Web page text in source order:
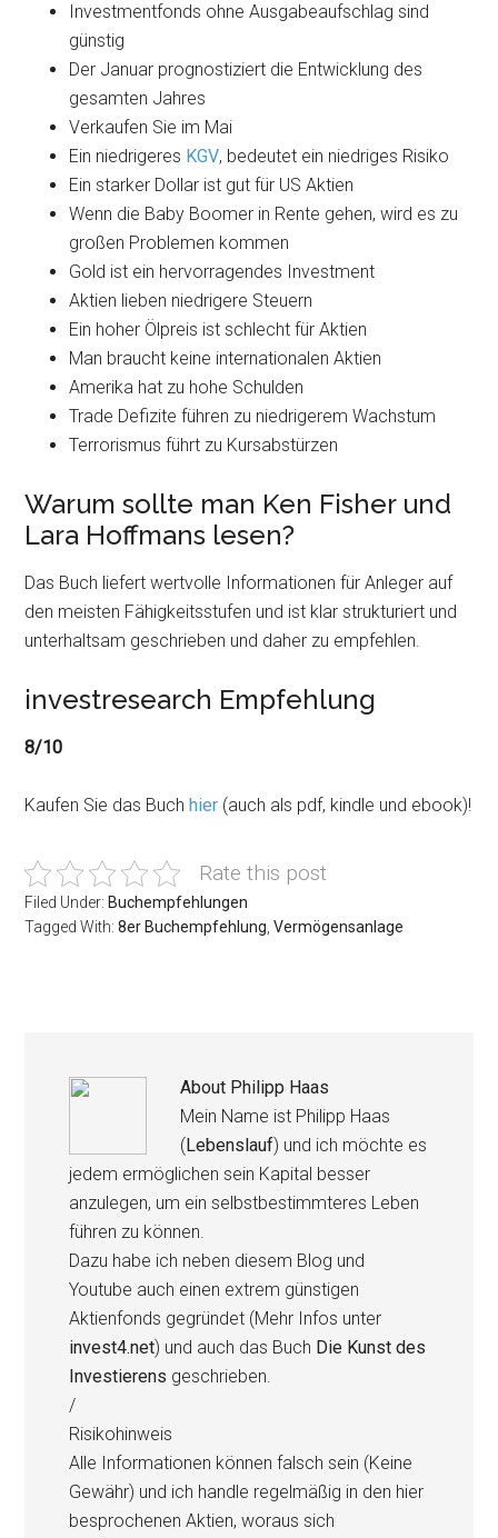
Investmentfonds ohne Ausgabeaufschlag sind
günstig
Der Januar prognostiziert die Entwicklung des
gesamten Jahres
Verkaufen Sie im Mai
Ein niedrigeres KGV, bedeutet ein niedriges Risiko
Ein starker Dollar ist gut für US Aktien
Wenn die Baby Boomer in Rente gehen, wird es zu
großen Problemen kommen
Gold ist ein hervorragendes Investment
Aktien lieben niedrigere Steuern
Ein hoher Ölpreis ist schlecht für Aktien
Man braucht keine internationalen Aktien
Amerika hat zu hohe Schulden
Trade Defizite führen zu niedrigerem Wachstum
Terrorismus führt zu Kursabstürzen
Warum sollte man Ken Fisher und
Lara Hoffmans lesen?
Das Buch liefert wertvolle Informationen für Anleger auf
den meisten Fähigkeitsstufen und ist klar strukturiert und
unterhaltsam geschrieben und daher zu empfehlen.
investresearch Empfehlung
8/10
Kaufen Sie das Buchhier (auch als pdf, kindle und ebook)!
Rate this post
Filed Under: Buchempfehlungen
Tagged With:8er Buchempfehlung ,Vermögensanlage
About Philipp Haas
Mein Name ist Philipp Haas
(Lebenslauf) und ich möchte es
jedem ermöglichen sein Kapital besser
anzulegen, um ein selbstbestimmteres Leben
führen zu können.
Dazu habe ich neben diesem Blog und
Youtube auch einen extrem günstigen
Aktienfonds gegründet (Mehr Infos unter
invest4.net) und auch das Buch Die Kunst des
Investierens geschrieben.
/
Risikohinweis
Alle Informationen können falsch sein (Keine
Gewähr) und ich handle regelmäßig in den hier
besprochenen Aktien, woraus sich